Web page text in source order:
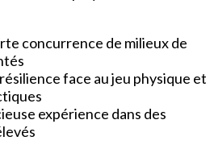
concurrence de milieux de
face au jeu physique et
expérience dans des